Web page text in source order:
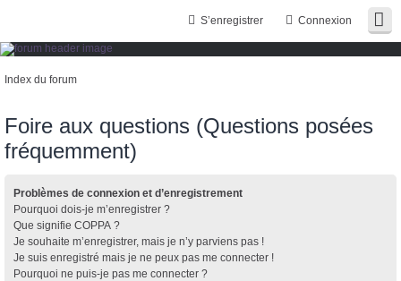
Connexion
S’enregistrer
Index du forum
Foire aux questions (Questions posées
fréquemment)
Problèmes de connexion et d’enregistrement
Pourquoi dois-je m’enregistrer ?
Que signifie COPPA ?
Je souhaite m’enregistrer, mais je n’y parviens pas !
Je suis enregistré mais je ne peux pas me connecter !
Pourquoi ne puis-je pas me connecter ?